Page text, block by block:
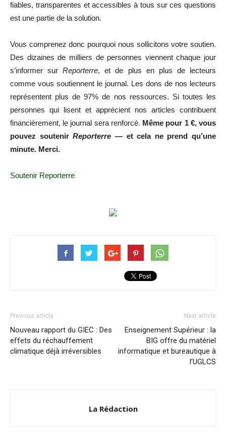
fiables, transparentes et accessibles à tous sur ces questions
est une partie de la solution.
Vous comprenez donc pourquoi nous sollicitons votre soutien.
Des dizaines de milliers de personnes viennent chaque jour
s’informer surReporterre, et de plus en plus de lecteurs
comme vous soutiennent le journal. Les dons de nos lecteurs
représentent plus de 97% de nos ressources. Si toutes les
personnes qui lisent et apprécient nos articles contribuent
financièrement, le journal sera renforcé. Même pour 1 €, vous
pouvez soutenirReporterre — et cela ne prend qu’une
minute. Merci.
Soutenir Reporterre
Previous article
Nouveau rapport du GIEC : Des
effets du réchauffement
climatique déjà irréversibles
Next article
Enseignement Supérieur : la
BIG offre du matériel
informatique et bureautique à
l’UGLCS
La Rédaction